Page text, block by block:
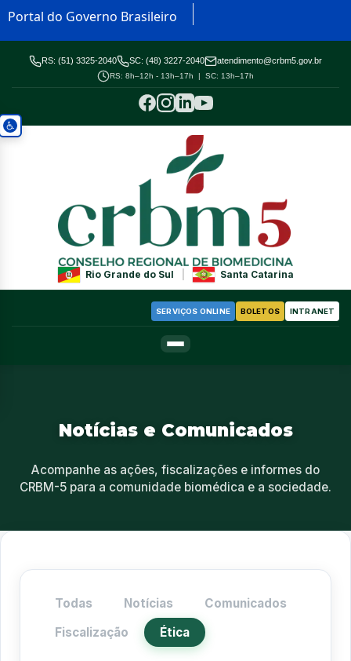
Portal do Governo Brasileiro
RS: (51) 3325-2040 SC: (48) 3227-2040 atendimento@crbm5.gov.br
RS: 8h–12h - 13h–17h | SC: 13h–17h
Rio Grande do Sul Santa Catarina
SERVIÇOS ONLINE BOLETOS INTRANET
Notícias e Comunicados
Acompanhe as ações, fiscalizações e informes do
CRBM-5 para a comunidade biomédica e a sociedade.
Todas Notícias
Comunicados
Fiscalização
Ética